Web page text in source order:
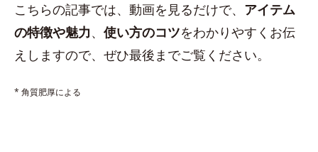
こちらの記事では、動画を見るだけで、 アイテム
の特徴や魅力、 使い方のコツをわかりやすくお伝
えしますので、ぜひ最後までご覧ください。
* 角質肥厚による